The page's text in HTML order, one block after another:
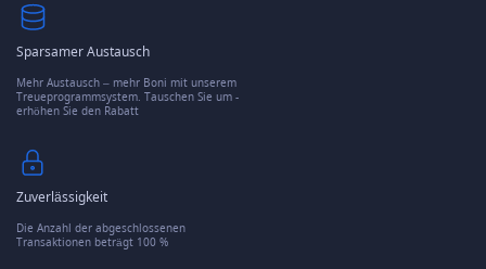
Sparsamer Austausch
Mehr Austausch – mehr Boni mit unserem
Treueprogrammsystem. Tauschen Sie um -
erhöhen Sie den Rabatt
Zuverlässigkeit
Die Anzahl der abgeschlossenen
Transaktionen beträgt 100 %